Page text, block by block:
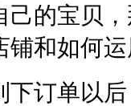
己的宝贝
铺和如何
下订单以